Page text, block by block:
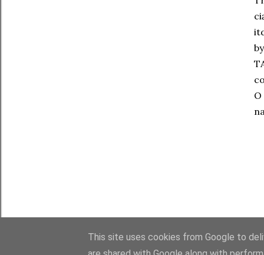
This site uses cookies from Google to